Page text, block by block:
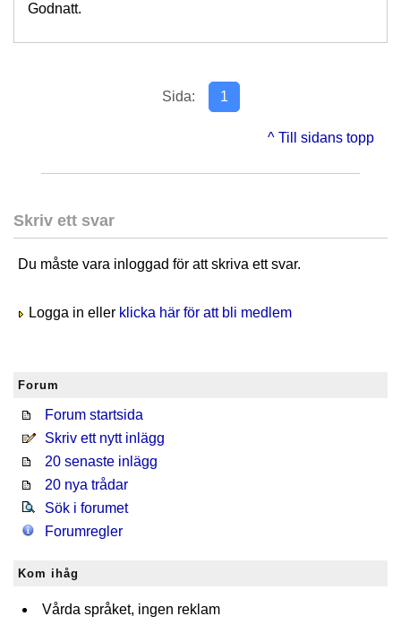
Godnatt.
Sida: 1
^ Till sidans topp
Skriv ett svar
Du måste vara inloggad för att skriva ett svar.
Logga in eller klicka här för att bli medlem
Forum
Forum startsida
Skriv ett nytt inlägg
20 senaste inlägg
20 nya trådar
Sök i forumet
Forumregler
Kom ihåg
Vårda språket, ingen reklam